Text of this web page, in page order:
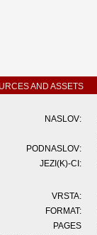
AND ASSETS
NASLOV:
PODNASLOV:
JEZI(K)-CI:
VRSTA:
FORMAT:
PAGES